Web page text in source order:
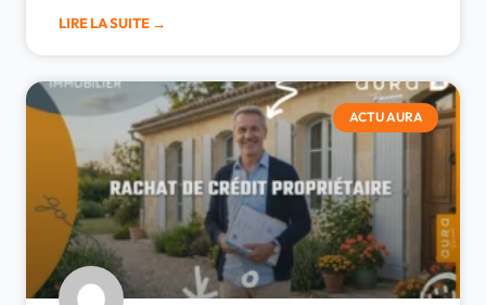
LIRE LA SUITE →
ACTU AURA